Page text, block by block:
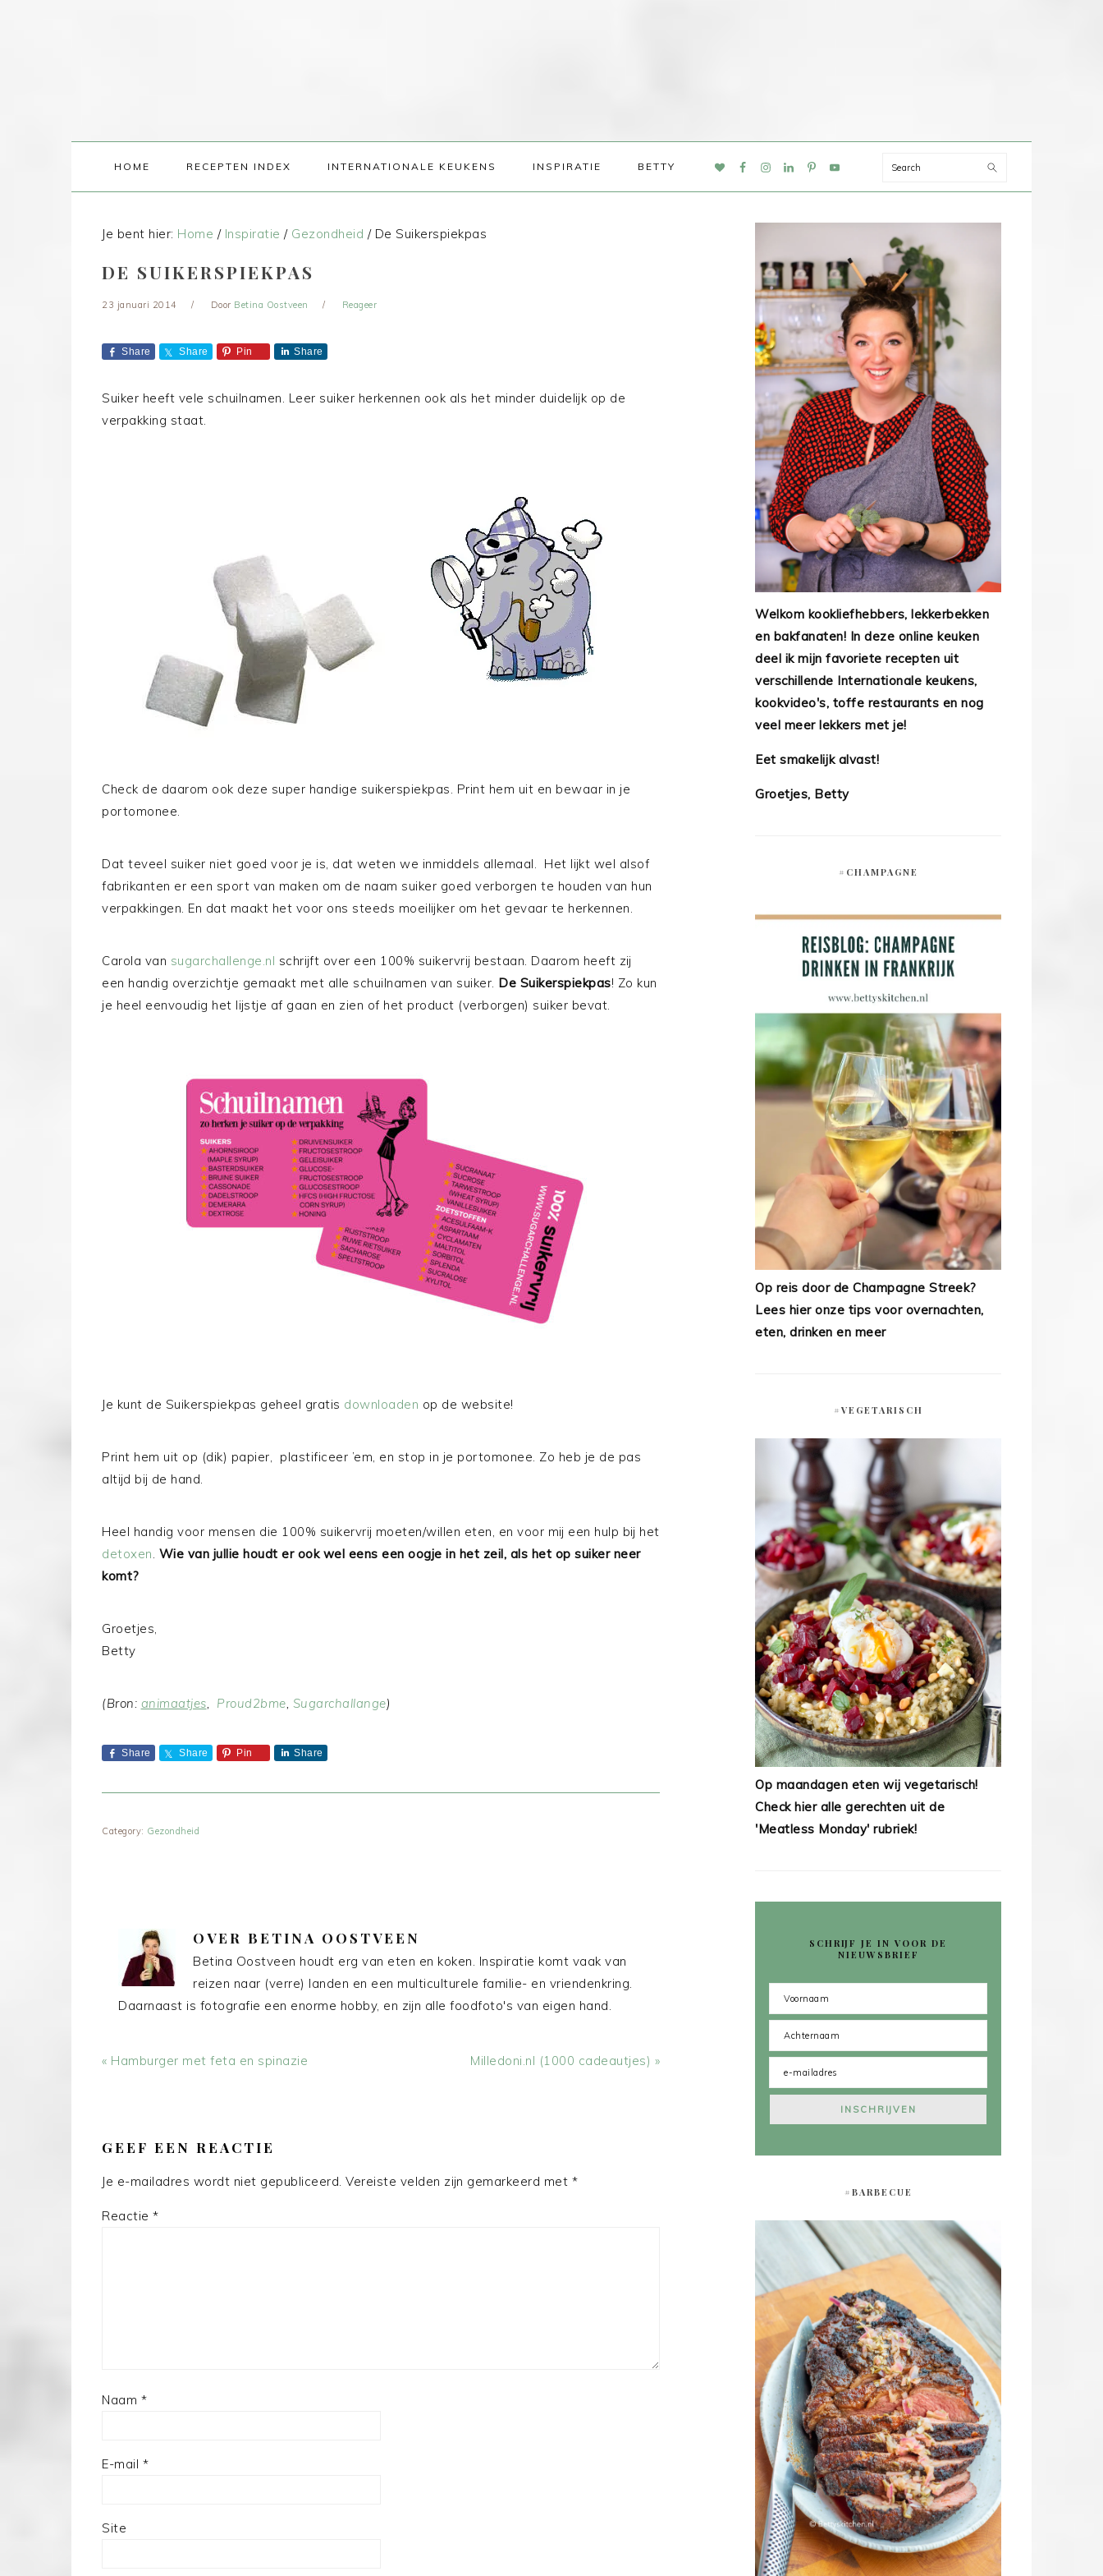
HOME RECEPTEN INDEX INTERNATIONALE KEUKENS INSPIRATIE BETTY
NAV
Search
Je bent hier: Home / Inspiratie / Gezondheid /De Suikerspiekpas
DE SUIKERSPIEKPAS
23 januari 2014 Door Betina Oostveen Reageer
Share Share Pin Share
Suiker heeft vele schuilnamen. Leer suiker herkennen ook als het minder duidelijk op de
verpakking staat.
Check de daarom ook deze super handige suikerspiekpas. Print hem uit en bewaar in je
portomonee.
Dat teveel suiker niet goed voor je is, dat weten we inmiddels allemaal. Het lijkt wel alsof
fabrikanten er een sport van maken om de naam suiker goed verborgen te houden van hun
verpakkingen. En dat maakt het voor ons steeds moeilijker om het gevaar te herkennen.
Carola van sugarchallenge.nl schrijft over een 100% suikervrij bestaan. Daarom heeft zij
een handig overzichtje gemaakt met alle schuilnamen van suiker. De Suikerspiekpas! Zo kun
je heel eenvoudig het lijstje af gaan en zien of het product (verborgen) suiker bevat.
Je kunt de Suikerspiekpas geheel gratis downloaden op de website!
Print hem uit op (dik) papier, plastificeer ’em, en stop in je portomonee. Zo heb je de pas
altijd bij de hand.
Heel handig voor mensen die 100% suikervrij moeten/willen eten, en voor mij een hulp bij het
detoxen. Wie van jullie houdt er ook wel eens een oogje in het zeil, als het op suiker neer
komt?
Groetjes,
Betty
(Bron: animaatjes, Proud2bme, Sugarchallange)
Share Share Pin Share
Category: Gezondheid
OVER BETINA OOSTVEEN
Betina Oostveen houdt erg van eten en koken. Inspiratie komt vaak van
reizen naar (verre) landen en een multiculturele familie- en vriendenkring.
Daarnaast is fotografie een enorme hobby, en zijn alle foodfoto's van eigen hand.
Vorig
« Hamburger met feta en spinazie
Volgend
Milledoni.nl (1000 cadeautjes) »
GEEF EEN REACTIE
Je e-mailadres wordt niet gepubliceerd. Vereiste velden zijn gemarkeerd met *
Reactie *
Naam *
E-mail *
Site
Welkom kookliefhebbers, lekkerbekken
en bakfanaten! In deze online keuken
deel ik mijn favoriete recepten uit
verschillende Internationale keukens,
kookvideo's, toffe restaurants en nog
veel meer lekkers met je!
Eet smakelijk alvast!
Groetjes, Betty
#CHAMPAGNE
Op reis door de Champagne Streek?
Lees hier onze tips voor overnachten,
eten, drinken en meer
#VEGETARISCH
Op maandagen eten wij vegetarisch!
Check hier alle gerechten uit de
'Meatless Monday' rubriek!
SCHRIJF JE IN VOOR DE
NIEUWSBRIEF
#BARBECUE